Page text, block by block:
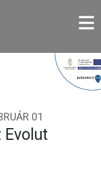
01
Evolut